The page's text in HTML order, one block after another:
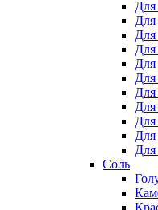
Для
Для
Для
Для
Для
Для
Для
Для
Соль